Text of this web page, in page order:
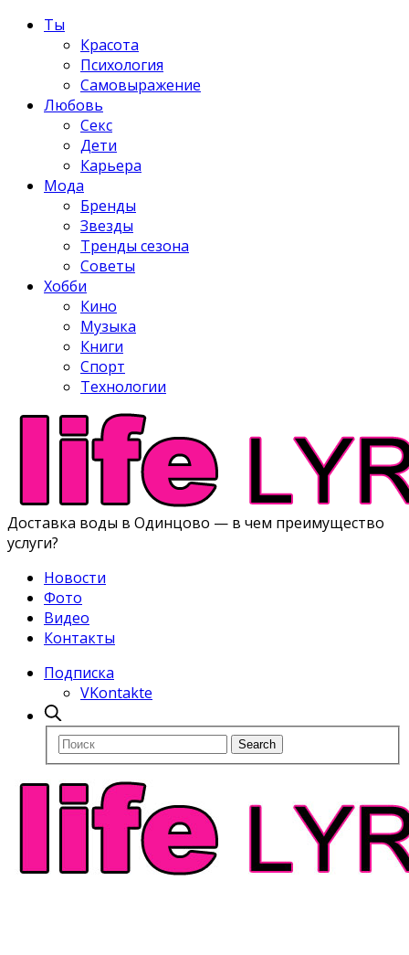
Ты
Красота
Психология
Самовыражение
Любовь
Секс
Дети
Карьера
Мода
Бренды
Звезды
Тренды сезона
Советы
Хобби
Кино
Музыка
Книги
Спорт
Технологии
Доставка воды в Одинцово — в чем преимущество
услуги?
Новости
Фото
Видео
Контакты
Подписка
VKontakte